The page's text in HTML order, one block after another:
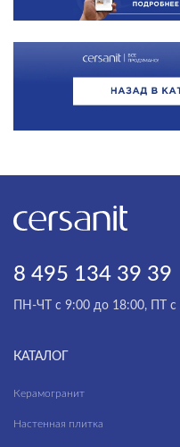
8 495 134 39 39
ПН-ЧТ с 9:00 до 18:00, ПТ
КАТАЛОГ
Керамогранит
Настенная плитка